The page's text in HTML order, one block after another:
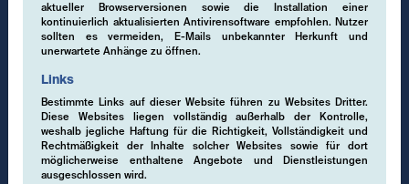
aktueller Browserversionen sowie die Installation einer
kontinuierlich aktualisierten Antivirensoftware empfohlen. Nutzer
sollten es vermeiden, E-Mails unbekannter Herkunft und
unerwartete Anhänge zu öffnen.
Links
Bestimmte Links auf dieser Website führen zu Websites Dritter.
Diese Websites liegen vollständig außerhalb der Kontrolle,
weshalb jegliche Haftung für die Richtigkeit, Vollständigkeit und
Rechtmäßigkeit der Inhalte solcher Websites sowie für dort
möglicherweise enthaltene Angebote und Dienstleistungen
ausgeschlossen wird.
Datenschutz
Nutzungsbedingungen
Regulatorische Informationen